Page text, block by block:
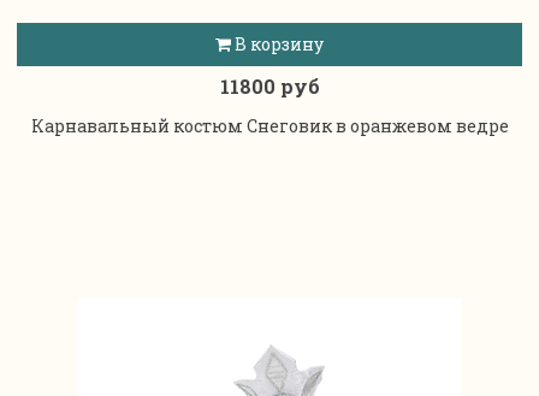
В корзину
11800 руб
Карнавальный костюм Снеговик в оранжевом ведре